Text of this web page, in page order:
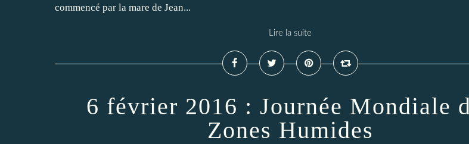
commencé par la mare de Jean...
Lire la suite
6 février 2016 : Journée Mondiale
Zones Humides